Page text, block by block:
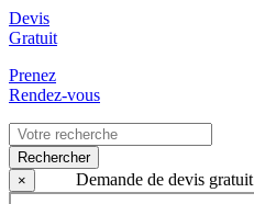
Devis
Gratuit
Prenez
Rendez-vous
Rechercher
×
Demande de devis gratuit